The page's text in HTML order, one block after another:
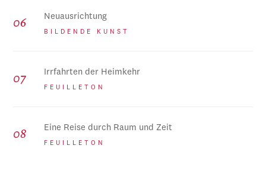
Neuausrichtung
BILDENDE KUNST
Irrfahrten der Heimkehr
FEUILLETON
Eine Reise durch Raum und Zeit
FEUILLETON